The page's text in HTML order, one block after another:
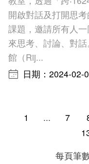
開啟對話及打開思
課題，邀請所有人
來思考、討論、對
館（Rij...
日期：2024-02-
1 ... 7
每頁筆